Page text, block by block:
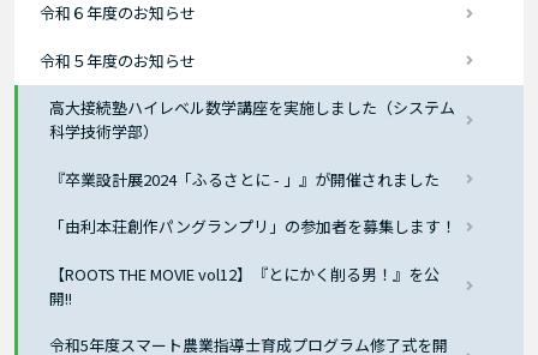
令和６年度のお知らせ
令和５年度のお知らせ
高大接続塾ハイレベル数学講座を実施しました（システム
科学技術学部）
『卒業設計展2024「ふるさとに - 」』が開催されました
「由利本荘創作パングランプリ」の参加者を募集します！
【ROOTS THE MOVIE vol12】『とにかく削る男！』を公
開!!
令和5年度スマート農業指導士育成プログラム修了式を開